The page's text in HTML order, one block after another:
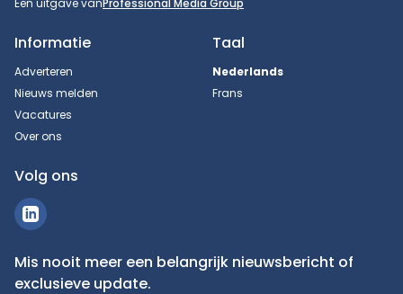
Informatie
Adverteren
Nieuws melden
Vacatures
Over ons
Taal
Nederlands
Frans
Volg ons
Mis nooit meer een belangrijk nieuwsbericht of
exclusieve update.